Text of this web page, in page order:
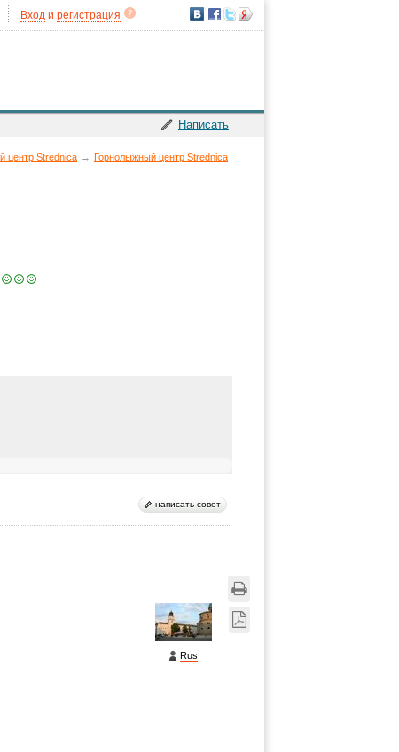
Вход и регистрация
Написать
центр Strednica → Горнолыжный центр Strednica
написать совет
Rus